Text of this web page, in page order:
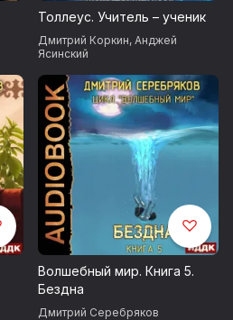
Толлеус. Учитель – ученик
Дмитрий Коркин, Анджей
Ясинский
Волшебный мир. Книга 5.
Бездна
Дмитрий Серебряков